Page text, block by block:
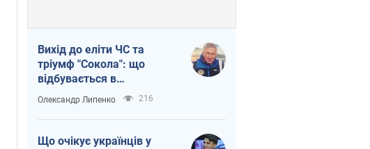
Вихід до еліти ЧС та
тріумф "Сокола": що
відбувається в
українському хокеї
Олександр Липенко 216
Що очікує українців у